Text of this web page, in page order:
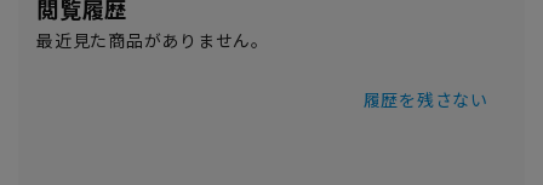
閲覧履歴
最近見た商品がありません。
履歴を残さない